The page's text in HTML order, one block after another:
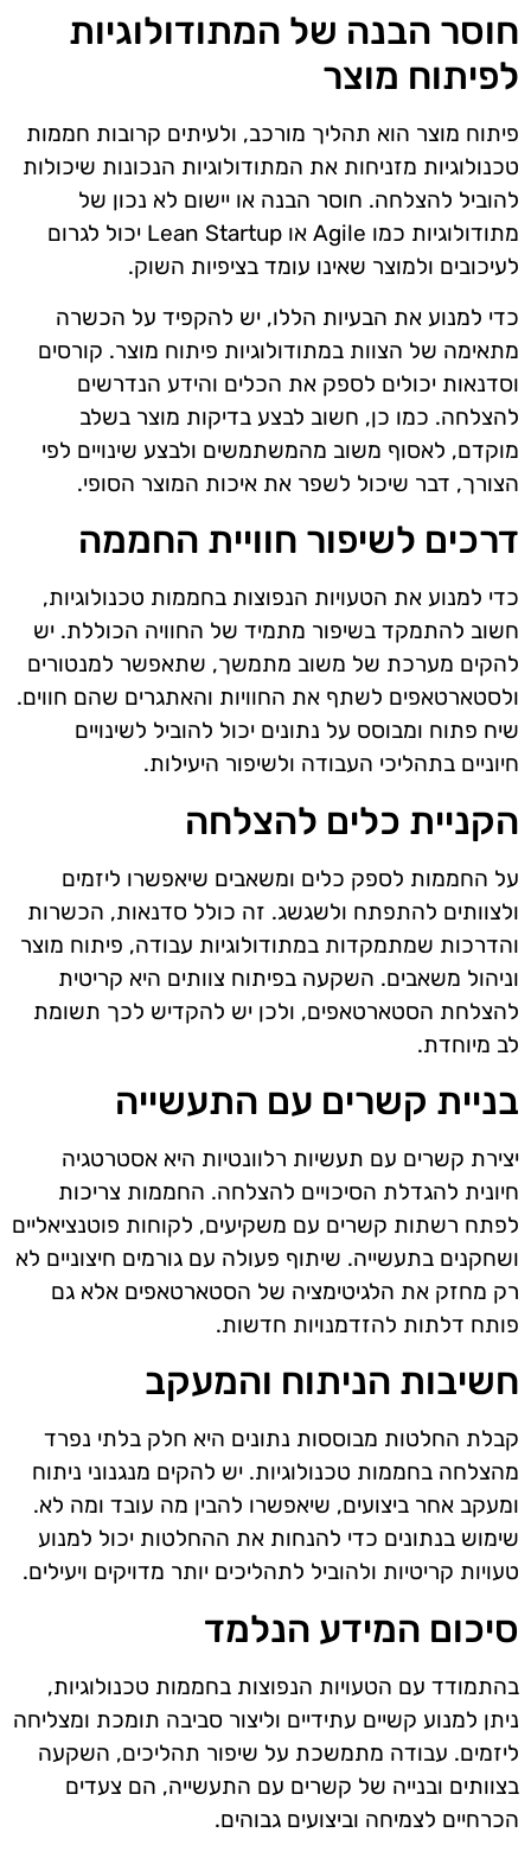
חוסר הבנה של המתודולוגיות
לפיתוח מוצר
פיתוח מוצר הוא תהליך מורכב, ולעיתים קרובות חממות
טכנולוגיות מזניחות את המתודולוגיות הנכונות שיכולות
להוביל להצלחה. חוסר הבנה או יישום לא נכון של
מתודולוגיות כמו Agile או Lean Startup יכול לגרום
לעיכובים ולמוצר שאינו עומד בציפיות השוק.
כדי למנוע את הבעיות הללו, יש להקפיד על הכשרה
מתאימה של הצוות במתודולוגיות פיתוח מוצר. קורסים
וסדנאות יכולים לספק את הכלים והידע הנדרשים
להצלחה. כמו כן, חשוב לבצע בדיקות מוצר בשלב
מוקדם, לאסוף משוב מהמשתמשים ולבצע שינויים לפי
הצורך, דבר שיכול לשפר את איכות המוצר הסופי.
דרכים לשיפור חוויית החממה
כדי למנוע את הטעויות הנפוצות בחממות טכנולוגיות,
חשוב להתמקד בשיפור מתמיד של החוויה הכוללת. יש
להקים מערכת של משוב מתמשך, שתאפשר למנטורים
ולסטארטאפים לשתף את החוויות והאתגרים שהם חווים.
שיח פתוח ומבוסס על נתונים יכול להוביל לשינויים
חיוניים בתהליכי העבודה ולשיפור היעילות.
הקניית כלים להצלחה
על החממות לספק כלים ומשאבים שיאפשרו ליזמים
ולצוותים להתפתח ולשגשג. זה כולל סדנאות, הכשרות
והדרכות שמתמקדות במתודולוגיות עבודה, פיתוח מוצר
וניהול משאבים. השקעה בפיתוח צוותים היא קריטית
להצלחת הסטארטאפים, ולכן יש להקדיש לכך תשומת
לב מיוחדת.
בניית קשרים עם התעשייה
יצירת קשרים עם תעשיות רלוונטיות היא אסטרטגיה
חיונית להגדלת הסיכויים להצלחה. החממות צריכות
לפתח רשתות קשרים עם משקיעים, לקוחות פוטנציאליים
ושחקנים בתעשייה. שיתוף פעולה עם גורמים חיצוניים לא
רק מחזק את הלגיטימציה של הסטארטאפים אלא גם
פותח דלתות להזדמנויות חדשות.
חשיבות הניתוח והמעקב
קבלת החלטות מבוססות נתונים היא חלק בלתי נפרד
מהצלחה בחממות טכנולוגיות. יש להקים מנגנוני ניתוח
ומעקב אחר ביצועים, שיאפשרו להבין מה עובד ומה לא.
שימוש בנתונים כדי להנחות את ההחלטות יכול למנוע
טעויות קריטיות ולהוביל לתהליכים יותר מדויקים ויעילים.
סיכום המידע הנלמד
בהתמודד עם הטעויות הנפוצות בחממות טכנולוגיות,
ניתן למנוע קשיים עתידיים וליצור סביבה תומכת ומצליחה
ליזמים. עבודה מתמשכת על שיפור תהליכים, השקעה
בצוותים ובנייה של קשרים עם התעשייה, הם צעדים
הכרחיים לצמיחה וביצועים גבוהים.